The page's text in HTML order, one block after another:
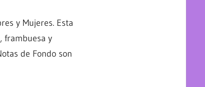
y Mujeres. Esta
frambuesa y
de Fondo son